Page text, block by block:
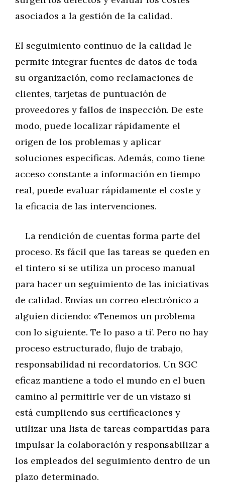
asociados a la gestión de la calidad.
El seguimiento continuo de la calidad le
permite integrar fuentes de datos de toda
su organización, como reclamaciones de
clientes, tarjetas de puntuación de
proveedores y fallos de inspección. De este
modo, puede localizar rápidamente el
origen de los problemas y aplicar
soluciones específicas. Además, como tiene
acceso constante a información en tiempo
real, puede evaluar rápidamente el coste y
la eficacia de las intervenciones.
La rendición de cuentas forma parte del
proceso. Es fácil que las tareas se queden en
el tintero si se utiliza un proceso manual
para hacer un seguimiento de las iniciativas
de calidad. Envías un correo electrónico a
alguien diciendo: «Tenemos un problema
con lo siguiente. Te lo paso a ti’. Pero no hay
proceso estructurado, flujo de trabajo,
responsabilidad ni recordatorios. Un SGC
eficaz mantiene a todo el mundo en el buen
camino al permitirle ver de un vistazo si
está cumpliendo sus certificaciones y
utilizar una lista de tareas compartidas para
impulsar la colaboración y responsabilizar a
los empleados del seguimiento dentro de un
plazo determinado.